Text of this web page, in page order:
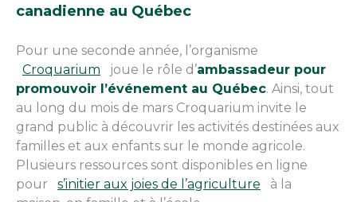
canadienne au Québec
Pour une seconde année, l’organisme
Croquarium
joue le rôle d’ambassadeur pour
promouvoir l’événement au Québec. Ainsi, tout
au long du mois de mars Croquarium invite le
grand public à découvrir les activités destinées aux
familles et aux enfants sur le monde agricole.
Plusieurs ressources sont disponibles en ligne
pour
s’initier aux joies de l’agriculture
à la